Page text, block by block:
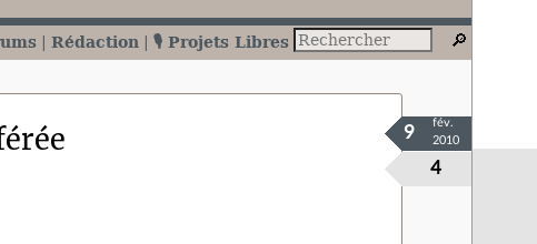
Rédaction 🎙️ Projets Libres
4
9
fév.
2010